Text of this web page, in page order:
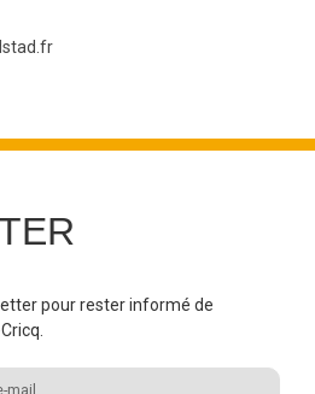
pour rester informé de